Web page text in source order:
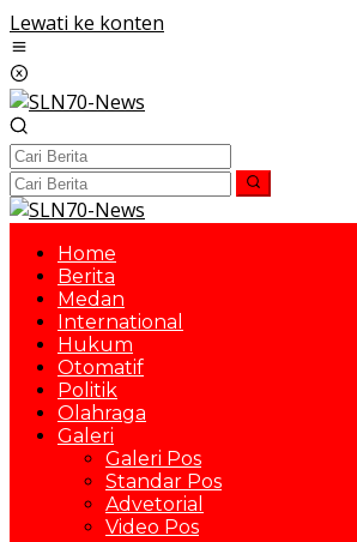
Lewati ke konten
Home
Berita
Medan
International
Hukum
Otomatif
Politik
Olahraga
Galeri
Galeri Pos
Standar Pos
Advetorial
Video Pos